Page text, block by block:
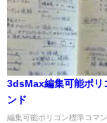
3dsMax編集可能ポリ
ンド
編集可能ポリゴン標準コマ